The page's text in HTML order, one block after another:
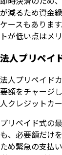
が減るため資金
ケースもありま
トが低い点はメ
法人プリペイ
法人プリペイド
要額をチャージ
人クレジットカ
プリペイド式の
も、必要額だけ
ため緊急の支払